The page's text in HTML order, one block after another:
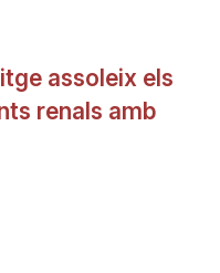
assoleix els
renals amb